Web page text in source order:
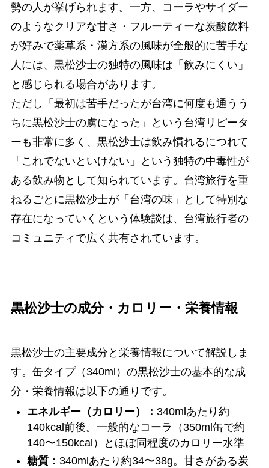
勢の人が挙げられます。一方、コーラやサイダー
のようなクリアな甘さ・フルーティーな炭酸飲料
が好みで薬草系・漢方系の風味が全般的に苦手な
人には、黒松沙士の独特の風味は「飲みにくい」
と感じられる場合があります。
ただし「最初は苦手だったが台湾に何度も通うう
ちに黒松沙士の虜になった」という台湾リピータ
ーも非常に多く、黒松沙士は飲み慣れるにつれて
「これでないといけない」という独特の中毒性が
ある飲み物として知られています。台湾旅行を重
ねるごとに黒松沙士が「台湾の味」として特別な
存在になっていくという体験談は、台湾旅行者の
コミュニティで広く共有されています。
黒松沙士の成分・カロリー・栄養情報
黒松沙士の主要成分と栄養情報について解説しま
す。缶タイプ（340ml）の黒松沙士の基本的な成
分・栄養情報は以下の通りです。
エネルギー（カロリー）： 340mlあたり約
140kcal前後。一般的なコーラ（350ml缶で約
140〜150kcal）とほぼ同程度のカロリー水準
糖質： 340mlあたり約34〜38g。甘さがある炭